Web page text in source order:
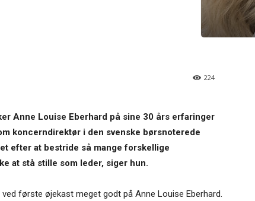
224
Anne Louise Eberhard på sine 30 års erfaringer
koncerndirektør i den svenske børsnoterede
efter at bestride så mange forskellige
at stå stille som leder, siger hun.
første øjekast meget godt på Anne Louise Eberhard.